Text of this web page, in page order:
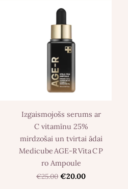
Izgaismojošs serums ar
C vitamīnu 25%
mirdzošai un tvirtai ādai
Medicube AGE‑R Vita C P
ro Ampoule
€25.00 €20.00